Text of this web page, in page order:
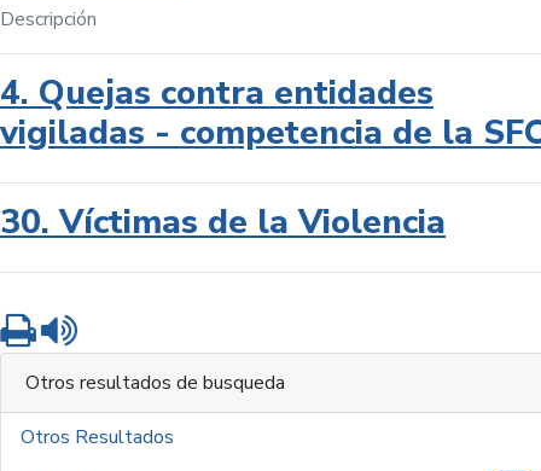
Descripción
4. Quejas contra entidades
vigiladas - competencia de la
30. Víctimas de la Violencia
Imprimir
Otros resultados de busqueda
Otros Resultados